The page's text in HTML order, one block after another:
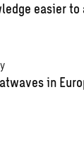
eas­ier to
in